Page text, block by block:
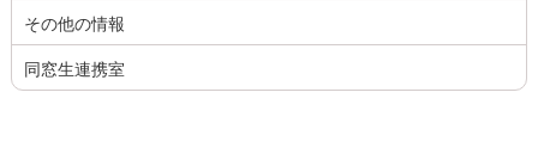
その他の情報
同窓生連携室